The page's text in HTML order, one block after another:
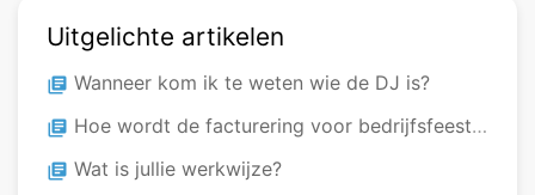
Uitgelichte artikelen
library_books Wanneer kom ik te weten wie de DJ is?
library_books Hoe wordt de facturering voor bedrijfsfeesten afgehandeld?
library_books Wat is jullie werkwijze?